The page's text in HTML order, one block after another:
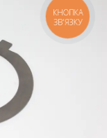
КНОПКА
ЗВ'ЯЗКУ